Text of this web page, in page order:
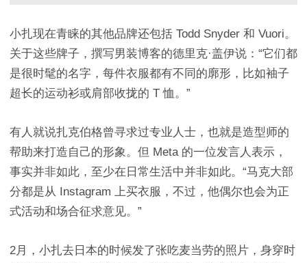
小扎现在青睐的其他品牌还包括 Todd Snyder 和 Vuori。
关于这些牌子，撰写男装博客的德里克·盖伊说：“它们都
是很时髦的名字，每件衣服都有不同的廓形，比如袖子
超长的运动衫或肩部收拢的 T 恤。”
有人就说扎克伯格曾寻求过专业人士，也就是造型师的
帮助来打造自己的形象。但 Meta 的一位发言人表示，
事实并非如此，至少在日常生活中并非如此。“马克大部
分都是从 Instagram 上买衣服，不过，他偶尔也会为正
式活动和场合征求意见。”
2月，小扎去日本的时候发了张吃麦当劳的照片，身穿时